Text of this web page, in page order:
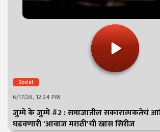
Social
6/17/26, 12:24 PM
जुम्मे के जुम्मे #2 : समाजातील सकारात्मकतेचं
घडवणारी 'आवाज मराठी'ची खास सिरीज